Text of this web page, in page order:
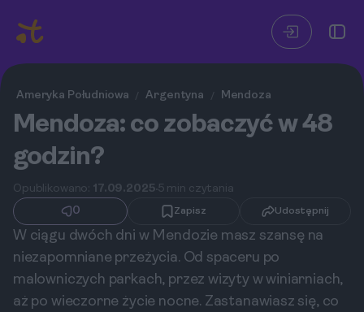
Ameryka Południowa / Argentyna / Mendoza
Mendoza: co zobaczyć w 48
godzin?
Opublikowano: 17.09.2025 5 min czytania
0
Zapisz Udostępnij
W ciągu dwóch dni w Mendozie masz szansę na
niezapomniane przeżycia. Od spaceru po
malowniczych parkach, przez wizyty w winiarniach,
aż po wieczorne życie nocne. Zastanawiasz się, co